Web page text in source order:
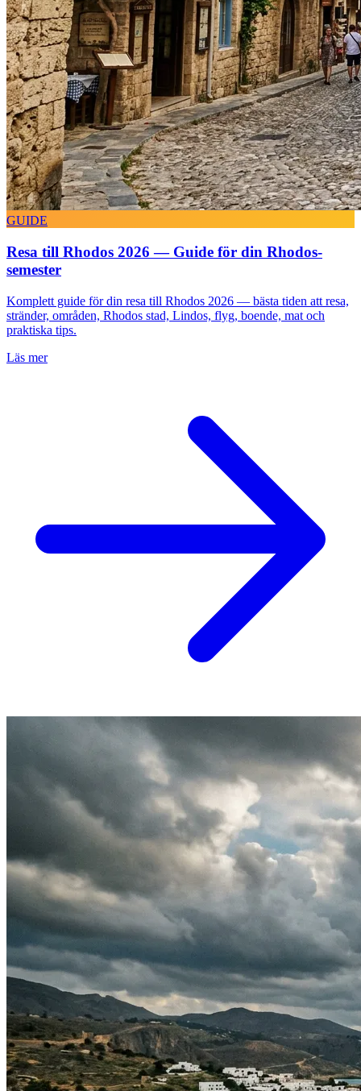
GUIDE
Resa till Rhodos 2026 — Guide för din Rhodos-
semester
Komplett guide för din resa till Rhodos 2026 — bästa tiden att resa,
stränder, områden, Rhodos stad, Lindos, flyg, boende, mat och
praktiska tips.
Läs mer